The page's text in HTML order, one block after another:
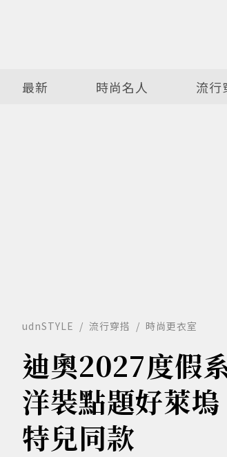
最新 時尚名人 流行
udnSTYLE 流行穿搭 時尚更衣室
迪奧2027度假
洋裝點題好萊
特兒同款